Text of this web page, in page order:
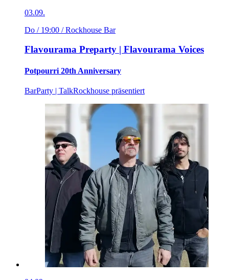
03.09.
Do / 19:00 / Rockhouse Bar
Flavourama Preparty | Flavourama Voices
Potpourri 20th Anniversary
BarParty | TalkRockhouse präsentiert